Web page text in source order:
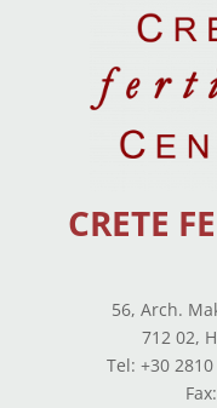
CRETE
56, Arch.
712 02,
Tel: +30